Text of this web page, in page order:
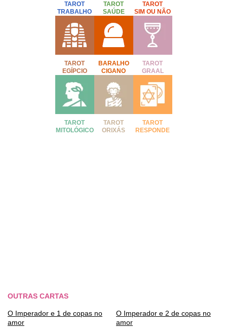
TAROT
TRABALHO
TAROT
SAÚDE
TAROT
SIM OU NÃO
TAROT
EGÍPCIO
BARALHO
CIGANO
TAROT
GRAAL
TAROT
MITOLÓGICO
TAROT
ORIXÁS
TAROT
RESPONDE
OUTRAS CARTAS
O Imperador e 1 de copas no
amor
O Imperador e 2 de copas no
amor